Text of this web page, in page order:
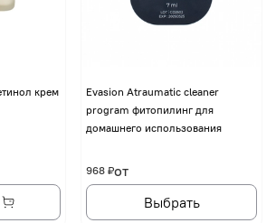
крем
Evasion Atraumatic cleaner
program фитопилинг для
домашнего использования
от
968 ₽
Выбрать